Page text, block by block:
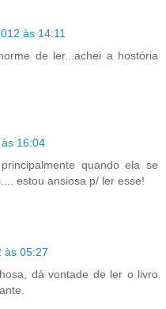
às 14:11
de ler...achei a hostória
16:04
quando ela se
estou ansiosa p/ ler esse!
às 05:27
dá vontade de ler o livro